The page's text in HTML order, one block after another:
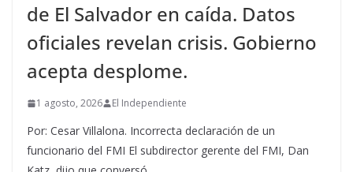
de El Salvador en caída. Datos
oficiales revelan crisis. Gobierno
acepta desplome.
1 agosto, 2026 El Independiente
Por: Cesar Villalona. Incorrecta declaración de un
funcionario del FMI El subdirector gerente del FMI, Dan